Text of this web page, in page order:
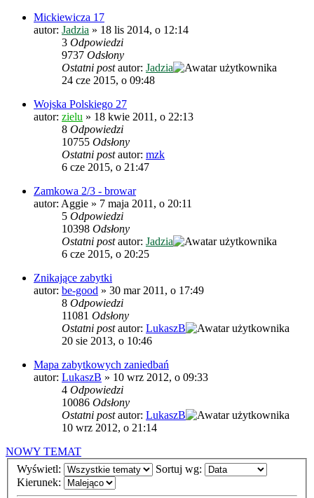
Mickiewicza 17
autor: Jadzia » 18 lis 2014, o 12:14
3 Odpowiedzi
9737 Odsłony
Ostatni postautor: Jadzia
24 cze 2015, o 09:48
Wojska Polskiego 27
autor: zielu » 18 kwie 2011, o 22:13
8 Odpowiedzi
10755 Odsłony
Ostatni postautor: mzk
6 cze 2015, o 21:47
Zamkowa 2/3 - browar
autor: Aggie » 7 maja 2011, o 20:11
5 Odpowiedzi
10398 Odsłony
Ostatni postautor: Jadzia
6 cze 2015, o 20:25
Znikające zabytki
autor: be-good » 30 mar 2011, o 17:49
8 Odpowiedzi
11081 Odsłony
Ostatni postautor: LukaszB
20 sie 2013, o 10:46
Mapa zabytkowych zaniedbań
autor: LukaszB » 10 wrz 2012, o 09:33
4 Odpowiedzi
10086 Odsłony
Ostatni postautor: LukaszB
10 wrz 2012, o 21:14
NOWY TEMAT
Wyświetl:
Sortuj wg:
Kierunek: